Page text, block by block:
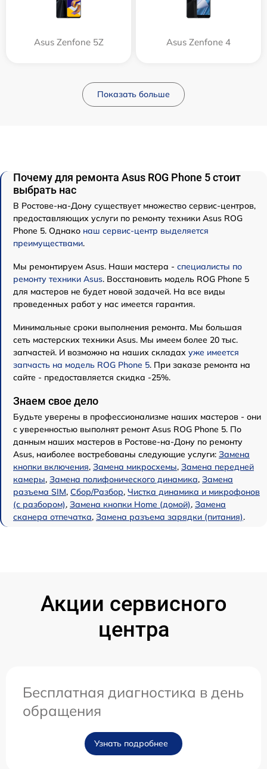
Asus Zenfone 5Z Asus Zenfone 4
Показать больше
Почему для ремонта Asus ROG Phone 5 стоит
выбрать нас
В Ростове-на-Дону существует множество сервис-центров,
предоставляющих услуги по ремонту техники Asus ROG
Phone 5. Однако наш сервис-центр выделяется
преимуществами.
Мы ремонтируем Asus. Наши мастера - специалисты по
ремонту техники Asus. Восстановить модель ROG Phone 5
для мастеров не будет новой задачей. На все виды
проведенных работ у нас имеется гарантия.
Минимальные сроки выполнения ремонта. Мы большая
сеть мастерских техники Asus. Мы имеем более 20 тыс.
запчастей. И возможно на наших складах уже имеется
запчасть на модель ROG Phone 5. При заказе ремонта на
сайте - предоставляется скидка -25%.
Знаем свое дело
Будьте уверены в профессионализме наших мастеров - они
с уверенностью выполнят ремонт Asus ROG Phone 5. По
данным наших мастеров в Ростове-на-Дону по ремонту
Asus, наиболее востребованы следующие услуги: Замена
кнопки включения, Замена микросхемы, Замена передней
камеры, Замена полифонического динамика, Замена
разъема SIM, Сбор/Разбор, Чистка динамика и микрофонов
(с разбором), Замена кнопки Home (домой), Замена
сканера отпечатка, Замена разъема зарядки (питания).
Акции сервисного
центра
Бесплатная диагностика в день
обращения
Узнать подробнее